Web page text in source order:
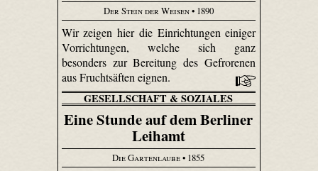
Der Stein der Weisen• 1890
Wir zeigen hier die Einrichtungen einiger
Vorrichtungen, welche sich ganz
besonders zur Bereitung des Gefrorenen
aus Fruchtsäften eignen.
GESELLSCHAFT & SOZIALES
Eine Stunde auf dem Berliner
Leihamt
Die Gartenlaube• 1855